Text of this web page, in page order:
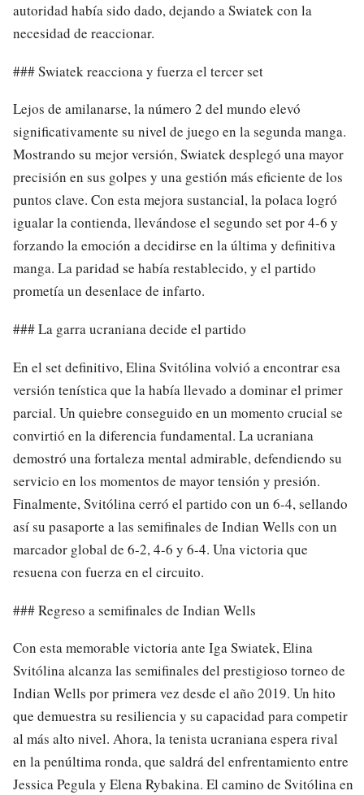
autoridad había sido dado, dejando a Swiatek con la
necesidad de reaccionar.
### Swiatek reacciona y fuerza el tercer set
Lejos de amilanarse, la número 2 del mundo elevó
significativamente su nivel de juego en la segunda manga.
Mostrando su mejor versión, Swiatek desplegó una mayor
precisión en sus golpes y una gestión más eficiente de los
puntos clave. Con esta mejora sustancial, la polaca logró
igualar la contienda, llevándose el segundo set por 4-6 y
forzando la emoción a decidirse en la última y definitiva
manga. La paridad se había restablecido, y el partido
prometía un desenlace de infarto.
### La garra ucraniana decide el partido
En el set definitivo, Elina Svitólina volvió a encontrar esa
versión tenística que la había llevado a dominar el primer
parcial. Un quiebre conseguido en un momento crucial se
convirtió en la diferencia fundamental. La ucraniana
demostró una fortaleza mental admirable, defendiendo su
servicio en los momentos de mayor tensión y presión.
Finalmente, Svitólina cerró el partido con un 6-4, sellando
así su pasaporte a las semifinales de Indian Wells con un
marcador global de 6-2, 4-6 y 6-4. Una victoria que
resuena con fuerza en el circuito.
### Regreso a semifinales de Indian Wells
Con esta memorable victoria ante Iga Swiatek, Elina
Svitólina alcanza las semifinales del prestigioso torneo de
Indian Wells por primera vez desde el año 2019. Un hito
que demuestra su resiliencia y su capacidad para competir
al más alto nivel. Ahora, la tenista ucraniana espera rival
en la penúltima ronda, que saldrá del enfrentamiento entre
Jessica Pegula y Elena Rybakina. El camino de Svitólina en